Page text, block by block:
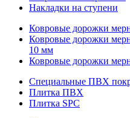
Накладки на ступени
Ковровые дорожки
Ковровые дорожки
10 мм
Ковровые дорожки
Специальные ПВХ
Плитка ПВХ
Плитка SPC